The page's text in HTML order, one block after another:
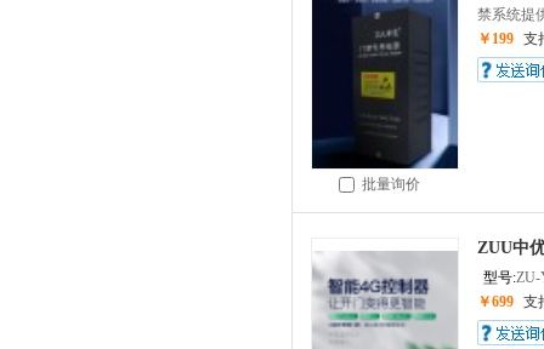
批量询价
禁系统提
￥199 支
ZUU中
型号:ZU-
￥699 支